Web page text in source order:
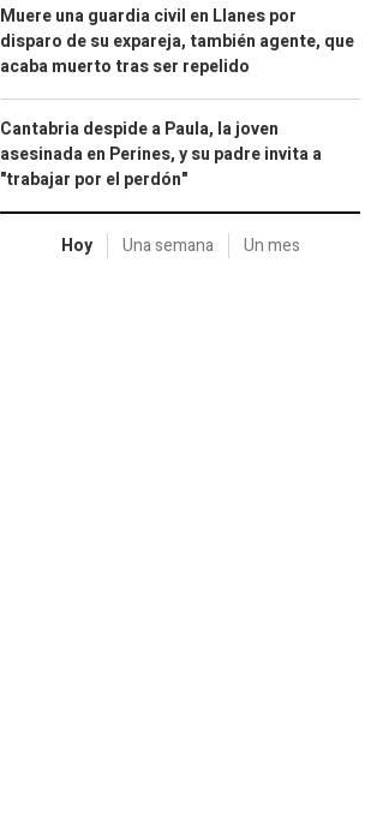
Muere una guardia civil en Llanes por
disparo de su expareja, también agente, que
acaba muerto tras ser repelido
Cantabria despide a Paula, la joven
asesinada en Perines, y su padre invita a
"trabajar por el perdón"
Hoy Una semana Un mes